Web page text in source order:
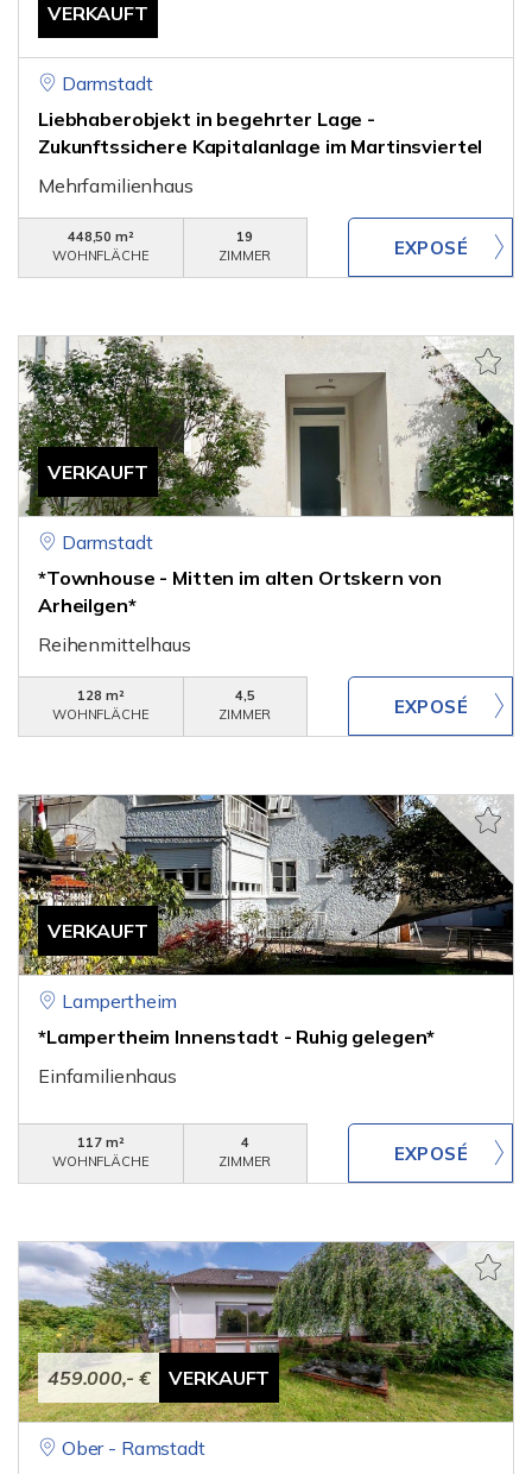
VERKAUFT
Darmstadt
Liebhaberobjekt in begehrter Lage -
Zukunftssichere Kapitalanlage im Martinsviertel
Mehrfamilienhaus
448,50 m²
WOHNFLÄCHE
19
ZIMMER
VERKAUFT
Darmstadt
*Townhouse - Mitten im alten Ortskern von
Arheilgen*
Reihenmittelhaus
128 m²
WOHNFLÄCHE
4,5
ZIMMER
VERKAUFT
Lampertheim
*Lampertheim Innenstadt - Ruhig gelegen*
Einfamilienhaus
117 m²
WOHNFLÄCHE
4
ZIMMER
459.000,- € VERKAUFT
Ober - Ramstadt